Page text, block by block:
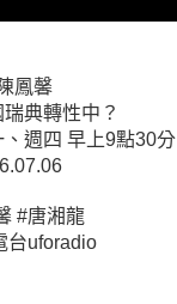
鳳馨
典轉性中？
週四 早上9點30分
#唐湘龍
台uforadio